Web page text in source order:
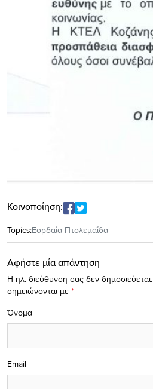
Κοινοποίηση:
Topics:Εορδαία Πτολεμαΐδα
Αφήστε μία απάντηση
Η ηλ. διεύθυνση σας δεν δημοσιεύεται.
σημειώνονται με *
Όνομα
Email